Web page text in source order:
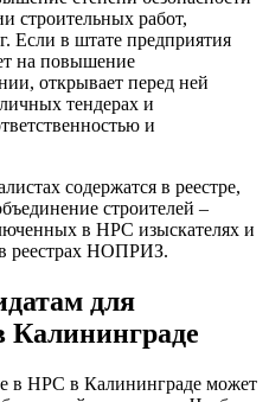
строительных работ,
Если в штате предприятия
на повышение
открывает перед ней
тендерах и
и
содержатся в реестре,
строителей –
в НРС изыскателях и
реестрах НОПРИЗ.
для
в НРС в Калининграде может